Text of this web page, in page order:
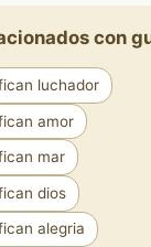
con
luchador
amor
mar
dios
alegria